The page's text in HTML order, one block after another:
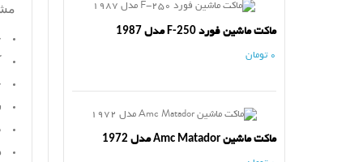
ماکت ماشین فورد F-250 مدل 1987
0 تومان
ماکت ماشین Amc Matador مدل 1972